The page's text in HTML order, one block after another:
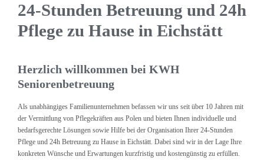
24-Stunden Betreuung und 24h
Pflege zu Hause in Eichstätt
Herzlich willkommen bei KWH
Seniorenbetreuung
Als unabhängiges Familienunternehmen befassen wir uns seit über 10 Jahren mit
der Vermittlung von Pflegekräften aus Polen und bieten Ihnen individuelle und
bedarfsgerechte Lösungen sowie Hilfe bei der Organisation Ihrer 24-Stunden
Pflege und 24h Betreuung zu Hause in Eichstätt. Dabei sind wir in der Lage Ihre
konkreten Wünsche und Erwartungen kurzfristig und kostengünstig zu erfüllen.